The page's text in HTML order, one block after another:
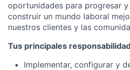
oportunidades para progresar
construir un mundo laboral
nuestros clientes y las
Tus principales
Implementar, configurar y